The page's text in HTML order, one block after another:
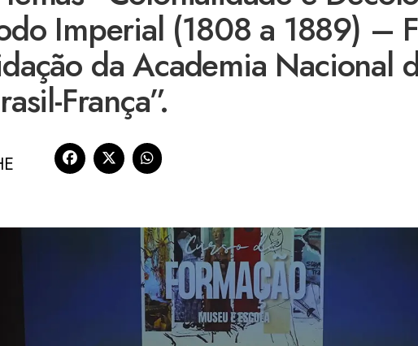
Imperial (1808 a 1889) –
da Academia Nacional
França”.